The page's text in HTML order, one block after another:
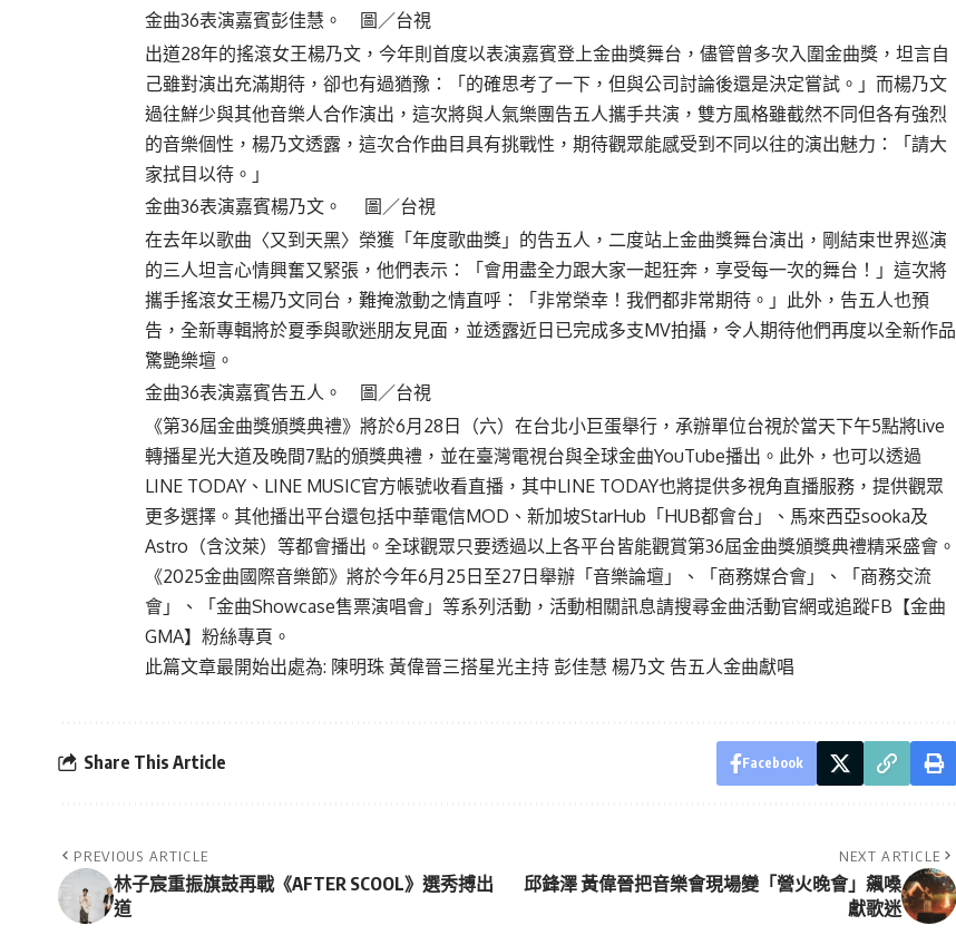
金曲36表演嘉賓彭佳慧。 圖／台視
出道28年的搖滾女王楊乃文，今年則首度以表演嘉賓登上金曲獎舞台，儘管曾多次入圍金曲獎，坦言自
己雖對演出充滿期待，卻也有過猶豫：「的確思考了一下，但與公司討論後還是決定嘗試。」而楊乃文
過往鮮少與其他音樂人合作演出，這次將與人氣樂團告五人攜手共演，雙方風格雖截然不同但各有強烈
的音樂個性，楊乃文透露，這次合作曲目具有挑戰性，期待觀眾能感受到不同以往的演出魅力：「請大
家拭目以待。」
金曲36表演嘉賓楊乃文。 圖／台視
在去年以歌曲〈又到天黑〉榮獲「年度歌曲獎」的告五人，二度站上金曲獎舞台演出，剛結束世界巡演
的三人坦言心情興奮又緊張，他們表示：「會用盡全力跟大家一起狂奔，享受每一次的舞台！」這次將
攜手搖滾女王楊乃文同台，難掩激動之情直呼：「非常榮幸！我們都非常期待。」此外，告五人也預
告，全新專輯將於夏季與歌迷朋友見面，並透露近日已完成多支MV拍攝，令人期待他們再度以全新作品
驚艷樂壇。
金曲36表演嘉賓告五人。 圖／台視
《第36屆金曲獎頒獎典禮》將於6月28日（六）在台北小巨蛋舉行，承辦單位台視於當天下午5點將live
轉播星光大道及晚間7點的頒獎典禮，並在臺灣電視台與全球金曲YouTube播出。此外，也可以透過
LINE TODAY、LINE MUSIC官方帳號收看直播，其中LINE TODAY也將提供多視角直播服務，提供觀眾
更多選擇。其他播出平台還包括中華電信MOD、新加坡StarHub「HUB都會台」、馬來西亞sooka及
Astro（含汶萊）等都會播出。全球觀眾只要透過以上各平台皆能觀賞第36屆金曲獎頒獎典禮精采盛會。
《2025金曲國際音樂節》將於今年6月25日至27日舉辦「音樂論壇」、「商務媒合會」、「商務交流
會」、「金曲Showcase售票演唱會」等系列活動，活動相關訊息請搜尋金曲活動官網或追蹤FB【金曲
GMA】粉絲專頁。
此篇文章最開始出處為: 陳明珠 黃偉晉三搭星光主持 彭佳慧 楊乃文 告五人金曲獻唱
Share This Article Facebook
PREVIOUS ARTICLE
林子宸重振旗鼓再戰《AFTER SCOOL》選秀搏出
道
NEXT ARTICLE
邱鋒澤 黃偉晉把音樂會現場變「營火晚會」飆嗓
獻歌迷